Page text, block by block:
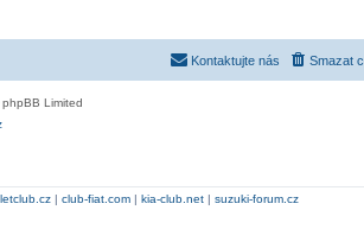
Smazat
Kontaktujte nás
Limited
| club-fiat.com| kia-club.net| suzuki-forum.cz